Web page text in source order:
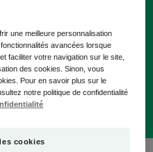
A-DERMA vous aide
à ses soins visage pour
l'Avoine dermatologique
biologique.
une meilleure personnalisation
avancées lorsque
faciliter votre navigation sur le site,
des cookies. Sinon, vous
Pour en savoir plus sur le
notre politique de confidentialité
cookies